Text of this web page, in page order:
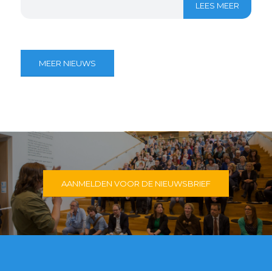
LEES MEER
MEER NIEUWS
AANMELDEN VOOR DE NIEUWSBRIEF